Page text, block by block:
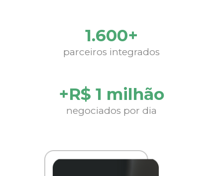
1.600+
parceiros integrados
+R$ 1 milhão
negociados por dia